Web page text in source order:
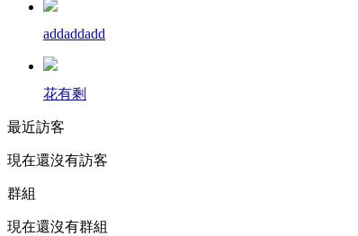
addaddadd
花有剩
最近訪客
現在還沒有訪客
群組
現在還沒有群組